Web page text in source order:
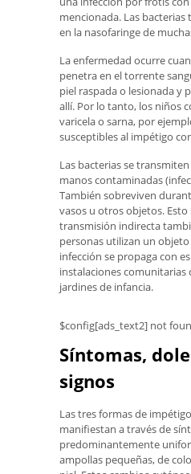
mencionada. Las
en la nasofaringe de
La enfermedad ocurre
penetra en el torrente
piel raspada o lesionada y
allí. Por lo tanto, los niños
varicela o sarna, por
susceptibles al impétigo
Las bacterias se
manos contaminadas
También sobreviven
vasos u otros objetos. Esto
transmisión indirecta
personas utilizan un
infección se propaga con
instalaciones comunitarias
jardines de infancia.
$config[ads_text2] not
Síntomas,
signos
Las tres formas de
manifiestan a través de
predominantemente
ampollas pequeñas, de